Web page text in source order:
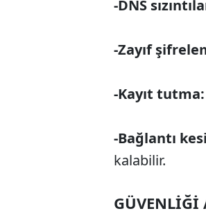
-DNS
-Zayıf
-Kayıt tutma:
-Bağlantı
kalabilir.